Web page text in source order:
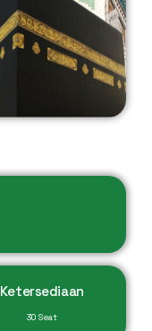
Ketersediaan
30 Seat